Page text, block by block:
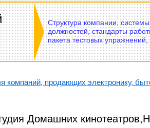
Структура компании,
должностей, стандарты
пакета тестовых
компаний, продающих электронику,
Домашних